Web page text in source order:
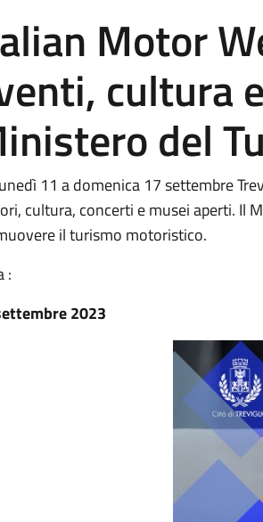
Motor
cultura
del
11 a domenica 17 settembre
cultura, concerti e musei aperti. Il
il turismo motoristico.
:
2023